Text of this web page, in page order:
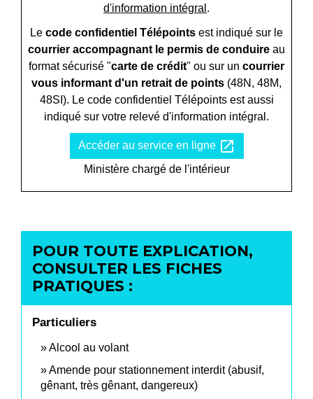
d'information intégral .
Le code confidentiel Télépoints est indiqué sur le
courrier accompagnant le permis de conduire au
format sécurisé "carte de crédit" ou sur un courrier
vous informant d'un retrait de points (48N, 48M,
48SI). Le code confidentiel Télépoints est aussi
indiqué sur votre relevé d'information intégral.
Accéder au service en ligne open_in_new
Ministère chargé de l'intérieur
POUR TOUTE EXPLICATION,
CONSULTER LES FICHES
PRATIQUES :
Particuliers
Alcool au volant
Amende pour stationnement interdit (abusif,
gênant, très gênant, dangereux)